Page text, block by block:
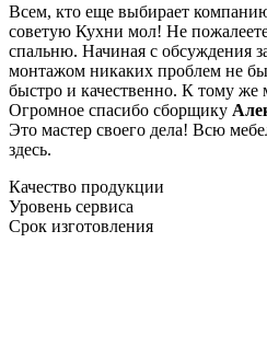
Всем, кто еще выбирает
советую Кухни мол! Не
спальню. Начиная с обсуждения
монтажом никаких проблем не
быстро и качественно. К тому же
Огромное спасибо сборщику
Это мастер своего дела! Всю
здесь.
Качество продукции
Уровень сервиса
Срок изготовления